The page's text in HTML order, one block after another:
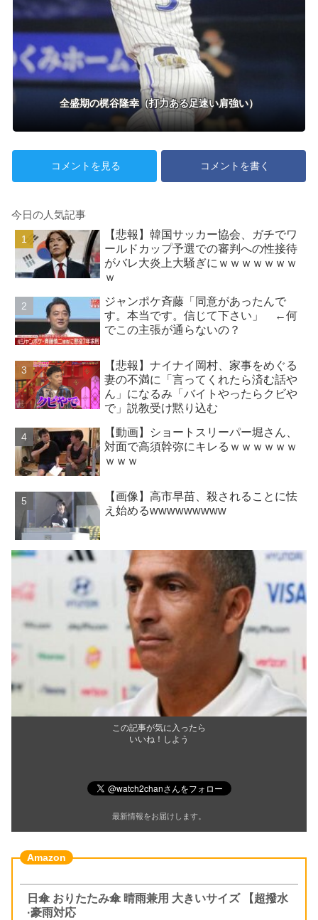
全盛期の梶谷隆幸（打力ある足速い肩強い）
コメントを見る コメントを書く
今日の人気記事
【悲報】韓国サッカー協会、ガチでワ
ールドカップ予選での審判への性接待
がバレ大炎上大騒ぎにｗｗｗｗｗｗｗ
ｗ
ジャンポケ斉藤「同意があったんで
す。本当です。信じて下さい」 ←何
でこの主張が通らないの？
【悲報】ナイナイ岡村、家事をめぐる
妻の不満に「言ってくれたら済む話や
ん」になるみ「バイトやったらクビや
で」説教受け黙り込む
【動画】ショートスリーパー堀さん、
対面で高須幹弥にキレるｗｗｗｗｗｗ
ｗｗｗ
【画像】高市早苗、殺されることに怯
え始めるwwwwwwwww
この記事が気に入ったら
いいね！しよう
最新情報をお届けします。
日傘 おりたたみ傘 晴雨兼用 大きいサイズ 【超撥水
·豪雨対応